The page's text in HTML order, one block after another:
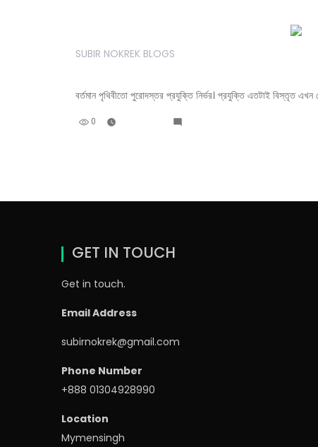
SUBIR NOKREK BLOGS
বর্তমান পৃথিবীতো পুরোদস্তর প্রযুক্তি নির্ভর। প্রযুক্তি এতটাই বিস্তৃত
0
GET IN TOUCH
Get in touch.
Email Address
subirnokrek@gmail.com
Phone Number
+888 01304928990
Location
Mymensingh